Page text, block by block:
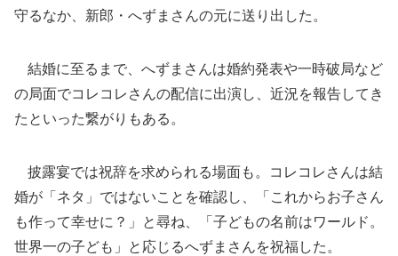
守るなか、新郎・へずまさんの元に送り出した。
結婚に至るまで、へずまさんは婚約発表や一時破局など
の局面でコレコレさんの配信に出演し、近況を報告してき
たといった繋がりもある。
披露宴では祝辞を求められる場面も。コレコレさんは結
婚が「ネタ」ではないことを確認し、「これからお子さん
も作って幸せに？」と尋ね、「子どもの名前はワールド。
世界一の子ども」と応じるへずまさんを祝福した。